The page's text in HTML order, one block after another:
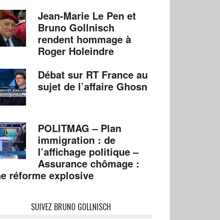
Jean-Marie Le Pen et
Bruno Gollnisch
rendent hommage à
Roger Holeindre
Débat sur RT France au
sujet de l’affaire Ghosn
POLITMAG – Plan
immigration : de
l’affichage politique –
Assurance chômage :
réforme explosive
SUIVEZ BRUNO GOLLNISCH